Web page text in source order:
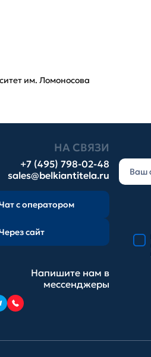
им. Ломоносова
НА СВЯЗИ
+7 (495) 798-02-48
sales@belkiantitela.ru
с оператором
сайт
Напишите нам в
мессенджеры